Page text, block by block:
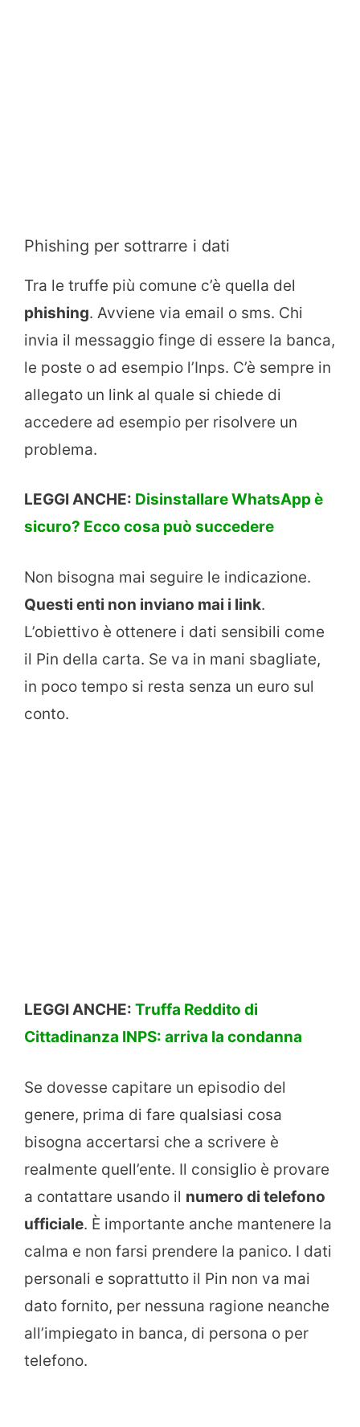
Phishing per sottrarre i dati
Tra le truffe più comune c’è quella del
phishing. Avviene via email o sms. Chi
invia il messaggio finge di essere la banca,
le poste o ad esempio l’Inps. C’è sempre in
allegato un link al quale si chiede di
accedere ad esempio per risolvere un
problema.
LEGGI ANCHE: Disinstallare WhatsApp è
sicuro? Ecco cosa può succedere
Non bisogna mai seguire le indicazione.
Questi enti non inviano mai i link.
L’obiettivo è ottenere i dati sensibili come
il Pin della carta. Se va in mani sbagliate,
in poco tempo si resta senza un euro sul
conto.
LEGGI ANCHE: Truffa Reddito di
Cittadinanza INPS: arriva la condanna
Se dovesse capitare un episodio del
genere, prima di fare qualsiasi cosa
bisogna accertarsi che a scrivere è
realmente quell’ente. Il consiglio è provare
a contattare usando il numero di telefono
ufficiale. È importante anche mantenere la
calma e non farsi prendere la panico. I dati
personali e soprattutto il Pin non va mai
dato fornito, per nessuna ragione neanche
all’impiegato in banca, di persona o per
telefono.